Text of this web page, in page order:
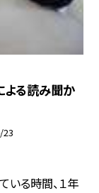
よる読み聞か
23
いる時間、１年